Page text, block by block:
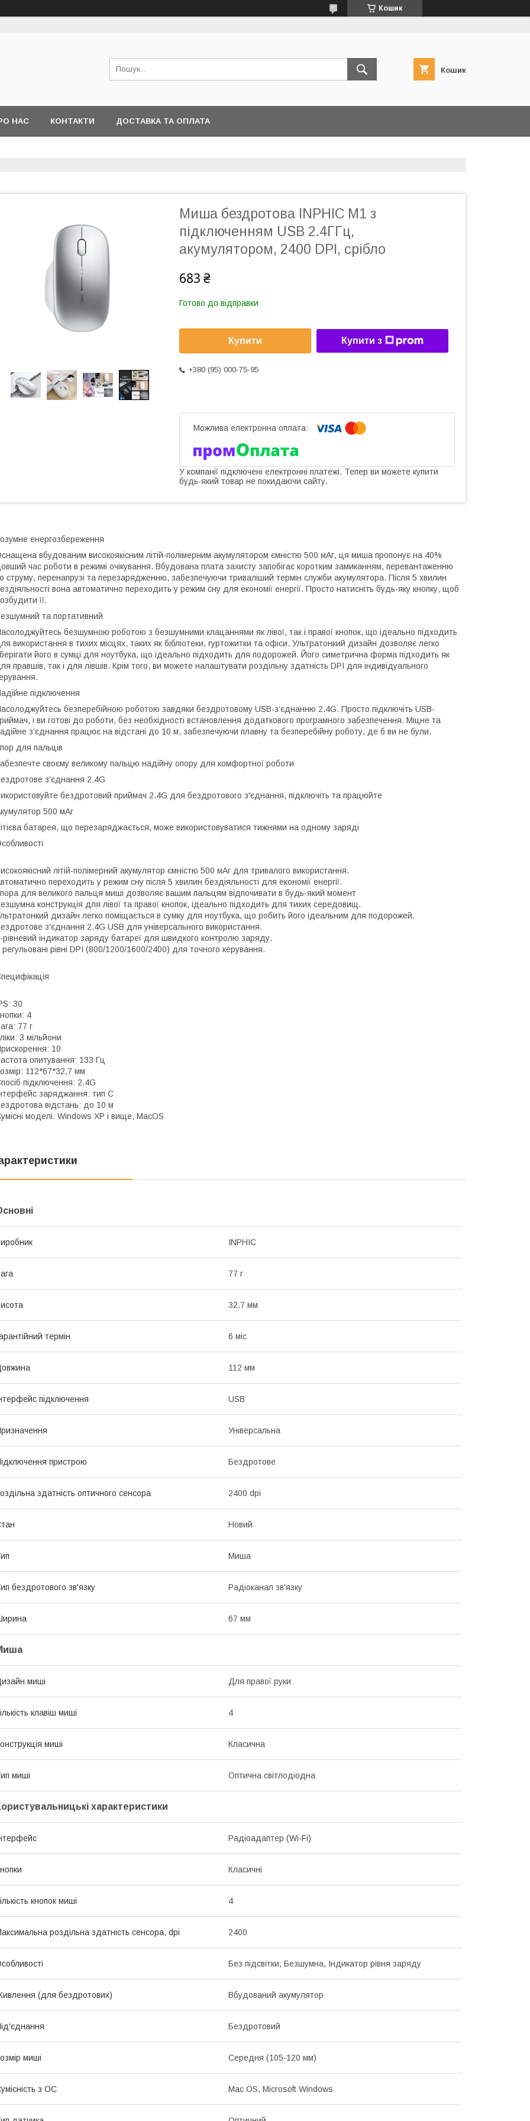
Кошик
Кошик
НАС КОНТАКТИ ДОСТАВКА ТА ОПЛАТА
Миша бездротова INPHIC M1 з
підключенням USB 2.4ГГц,
акумулятором, 2400 DPI, срібло
683 ₴
Готово до відправки
Купити Купити з
+380 (95) 000-75-95
У компанії підключені електронні платежі. Тепер ви можете купити
будь-який товар не покидаючи сайту.
енергозбереження
вбудованим високоякісним літій-полімерним акумулятором ємністю 500 мАг, ця миша пропонує на 40%
час роботи в режимі очікування. Вбудована плата захисту запобігає коротким замиканням, перевантаженню
струму, перенапрузі та перезарядженню, забезпечуючи триваліший термін служби акумулятора. Після 5 хвилин
вона автоматично переходить у режим сну для економії енергії. Просто натисніть будь-яку кнопку, щоб
її.
та портативний
безшумною роботою з безшумними клацаннями як лівої, так і правої кнопок, що ідеально підходить
використання в тихих місцях, таких як бібліотеки, гуртожитки та офіси. Ультратонкий дизайн дозволяє легко
його в сумці для ноутбука, що ідеально підходить для подорожей. Його симетрична форма підходить як
правшів, так і для лівшів. Крім того, ви можете налаштувати роздільну здатність DPI для індивідуального
підключення
безперебійною роботою завдяки бездротовому USB-з’єднанню 2.4G. Просто підключіть USB-
і ви готові до роботи, без необхідності встановлення додаткового програмного забезпечення. Міцне та
з’єднання працює на відстані до 10 м, забезпечуючи плавну та безперебійну роботу, де б ви не були.
для пальців
своєму великому пальцю надійну опору для комфортної роботи
з'єднання 2.4G
бездротовий приймач 2.4G для бездротового з'єднання, підключіть та працюйте
500 мАг
батарея, що перезаряджається, може використовуватися тижнями на одному заряді
літій-полімерний акумулятор ємністю 500 мАг для тривалого використання.
переходить у режим сну після 5 хвилин бездіяльності для економії енергії.
для великого пальця миші дозволяє вашим пальцям відпочивати в будь-який момент
конструкція для лівої та правої кнопок, ідеально підходить для тихих середовищ.
дизайн легко поміщається в сумку для ноутбука, що робить його ідеальним для подорожей.
з'єднання 2.4G USB для універсального використання.
рівневий індикатор заряду батареї для швидкого контролю заряду.
регульовані рівні DPI (800/1200/1600/2400) для точного керування.
30
4
77 г
3 мільйони
10
опитування: 133 Гц
112*67*32,7 мм
підключення: 2.4G
заряджання: тип C
відстань: до 10 м
моделі: Windows XP і вище, MacOS
INPHIC
77 г
32.7 мм
термін 6 міс
112 мм
підключення USB
Універсальна
пристрою Бездротове
здатність оптичного сенсора 2400 dpi
Новий
Миша
бездротового зв'язку Радіоканал зв'язку
67 мм
миші Для правої руки
клавіш миші 4
миші Класична
миші Оптична світлодіодна
характеристики
Радіоадаптер (Wi-Fi)
Класичні
кнопок миші 4
роздільна здатність сенсора, dpi 2400
Без підсвітки, Безшумна, Індикатор рівня заряду
(для бездротових) Вбудований акумулятор
Бездротовий
миші Середня (105-120 мм)
з ОС Mac OS, Microsoft Windows